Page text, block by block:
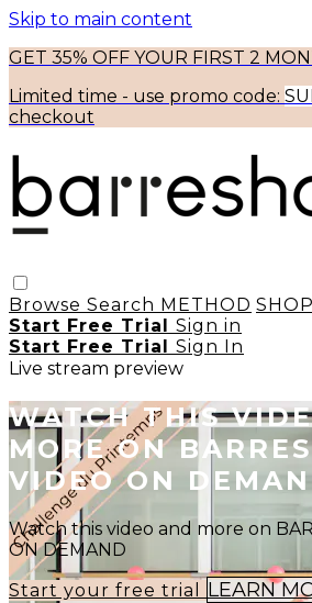
Skip to main content
GET 35% OFF YOUR FIRST 2
Limited time - use promo code:
checkout
Browse Search METHOD SHOP
Start Free Trial Sign in
Start Free Trial Sign In
Live stream preview
WATCH THIS
MORE ON
VIDEO ON
Watch this video and more on
ON DEMAND
Start your free trial
LEARN